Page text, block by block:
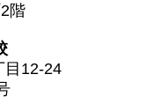
階
目12-24